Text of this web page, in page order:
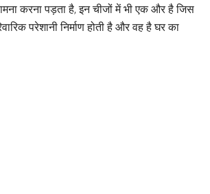
करना पड़ता है, इन चीजों में भी एक और है जिस
परेशानी निर्माण होती है और वह है घर का